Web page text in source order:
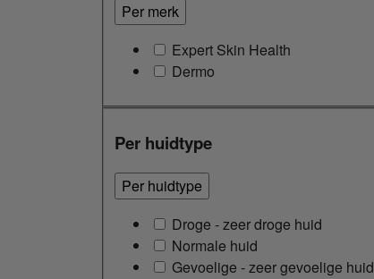
Per merk
Expert Skin Health
Dermo
Per huidtype
Per huidtype
Droge - zeer droge huid
Normale huid
Gevoelige - zeer gevoelige huid